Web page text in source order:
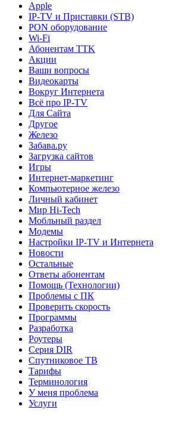
Apple
IP-TV и Приставки (STB)
PON оборудование
Wi-Fi
Абонентам TTK
Акции
Ваши вопросы
Видеокарты
Вокруг Интернета
Всё про IP-TV
Для Сайта
Другое
Железо
Забава.ру
Загрузка сайтов
Игры
Интернет-маркетинг
Компьютерное железо
Личный кабинет
Мир Hi-Tech
Мобльный раздел
Модемы
Настройки IP-TV и Интернета
Новости
Остальные
Ответы абонентам
Помощь (Технологии)
Проблемы с ПК
Проверить скорость
Программы
Разработка
Роутеры
Серия DIR
Спутниковое ТВ
Тарифы
Терминология
У меня проблема
Услуги